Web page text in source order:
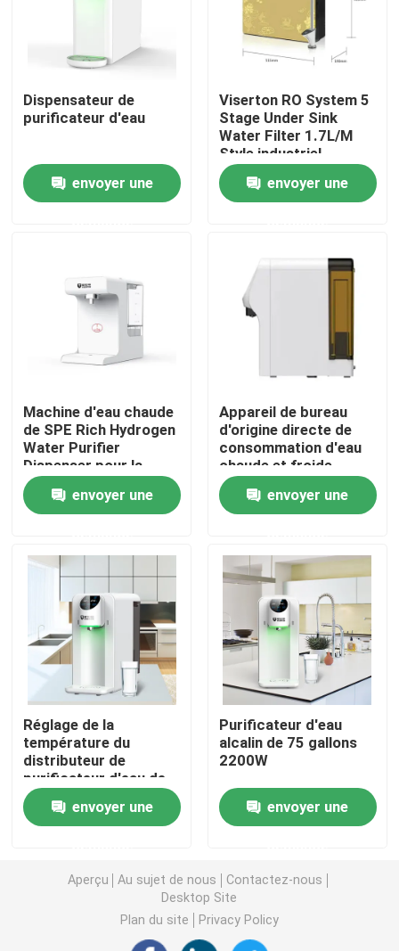
Produits
Visite d'usine
Contactez-nous
Cas
Demandez une citation
Machine à eau riche en hydrogène
Purificateur d'eau domestique
Purificateur d'eau sous évier
Filtre à eau OI
Bouteille d'hydrogène
Réactif d'essai à l'hydrogène
Dispensateur de
purificateur d'eau
envoyer une
Viserton RO System 5
Stage Under Sink
Water Filter 1.7L/M
Style industriel
compact
envoyer une
Machine d'eau chaude
de SPE Rich Hydrogen
Water Purifier
Dispenser pour la
maison
envoyer une
Appareil de bureau
d'origine directe de
consommation d'eau
chaude et froide
envoyer une
Réglage de la
température du
distributeur de
purificateur d'eau de
chauffage 22L/H
envoyer une
Purificateur d'eau
alcalin de 75 gallons
2200W
envoyer une
Aperçu Au sujet de nous
Contactez-nous
Desktop Site
Plan du site
Privacy Policy